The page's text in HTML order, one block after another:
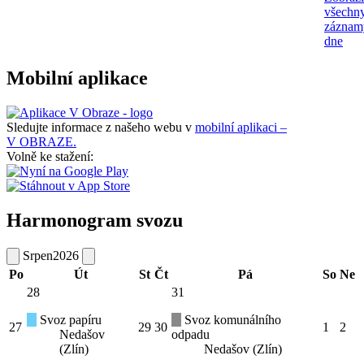
dne
Mobilní aplikace
Sledujte informace z našeho webu v mobilní aplikaci –
V OBRAZE.
Volně ke stažení:
Harmonogram svozu
Srpen2026
Po
Út St Čt Pá So Ne
27
28
Svoz papíru
Nedašov
(Zlín)
29 30
31
Svoz komunálního
odpadu
Nedašov (Zlín)
1 2